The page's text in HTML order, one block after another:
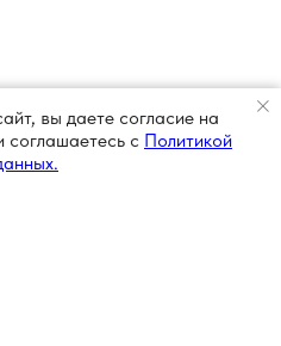
вы даете согласие на
с Политикой